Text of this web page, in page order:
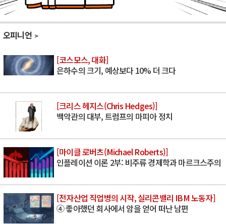
오피니언
[코스모스, 대화]
은하수의 크기, 예상보다 10% 더 크다
[크리스 헤지스(Chris Hedges)]
백악관의 대부, 트럼프의 마피아 정치
[마이클 로버츠(Michael Roberts)]
인플레이션 이론 2부: 비주류 경제학과 마르크스주의
[전자산업 직업병의 시작, 실리콘밸리 IBM 노동자]
④ 좋아했던 회사에서 암을 얻어 떠난 남편